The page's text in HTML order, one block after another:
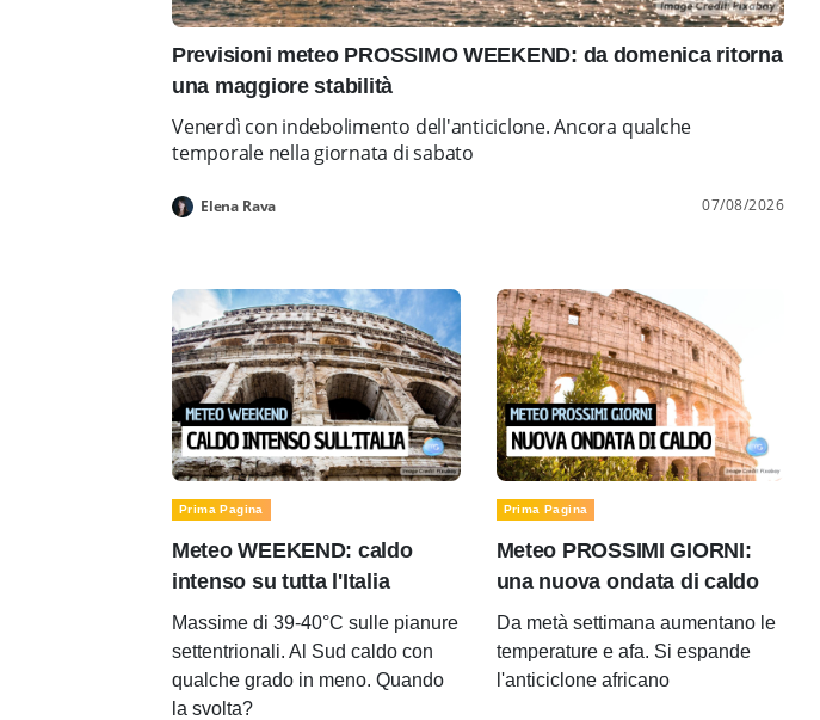
Previsioni meteo PROSSIMO WEEKEND: da domenica ritorna
una maggiore stabilità
Venerdì con indebolimento dell'anticiclone. Ancora qualche
temporale nella giornata di sabato
Elena Rava 07/08/2026
Prima Pagina
Meteo WEEKEND: caldo
intenso su tutta l'Italia
Massime di 39-40°C sulle pianure
settentrionali. Al Sud caldo con
qualche grado in meno. Quando
la svolta?
Prima Pagina
Meteo PROSSIMI GIORNI:
una nuova ondata di caldo
Da metà settimana aumentano le
temperature e afa. Si espande
l'anticiclone africano